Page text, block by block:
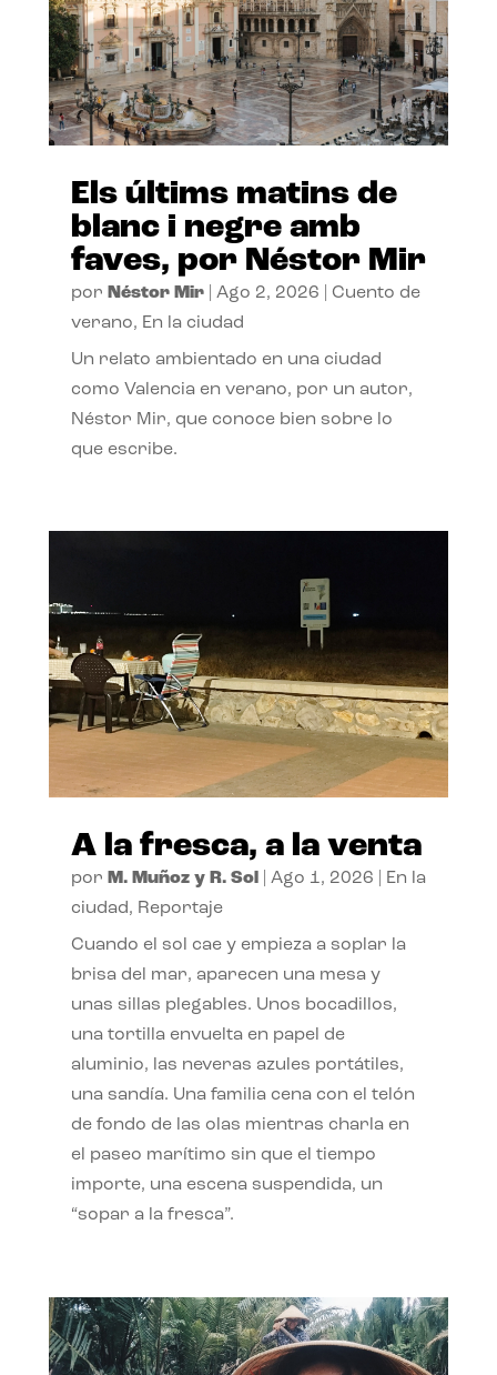
Els últims matins de
blanc i negre amb
faves, por Néstor Mir
por Néstor Mir| Ago 2, 2026
Cuento de
verano, En la ciudad
Un relato ambientado en una ciudad
como Valencia en verano, por un autor,
Néstor Mir, que conoce bien sobre lo
que escribe.
A la fresca, a la venta
por M. Muñoz y R. Sol| Ago 1, 2026
En la
ciudad, Reportaje
Cuando el sol cae y empieza a soplar la
brisa del mar, aparecen una mesa y
unas sillas plegables. Unos bocadillos,
una tortilla envuelta en papel de
aluminio, las neveras azules portátiles,
una sandía. Una familia cena con el telón
de fondo de las olas mientras charla en
el paseo marítimo sin que el tiempo
importe, una escena suspendida, un
“sopar a la fresca”.